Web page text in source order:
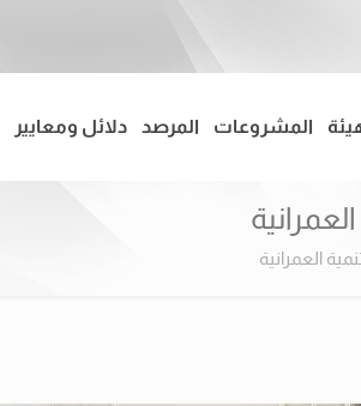
المشروعات المرصد دلائل ومعايير
العمرانية